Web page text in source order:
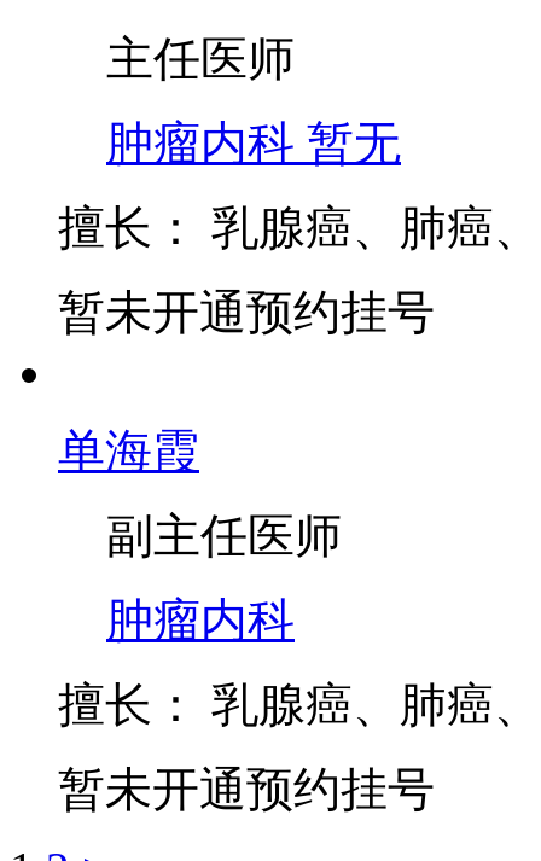
赵晶
主任医师
肿瘤内科暂无
擅长： 乳腺癌、肺癌
暂未开通预约挂号